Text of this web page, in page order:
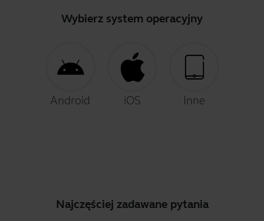
Wybierz system operacyjny
Android iOS Inne
Najczęściej zadawane pytania